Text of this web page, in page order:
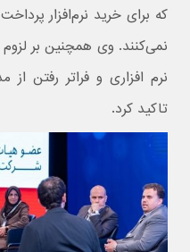
که برای خرید نرم‌افزار
نمی‌کنند. وی همچنین بر
تاکید کرد.